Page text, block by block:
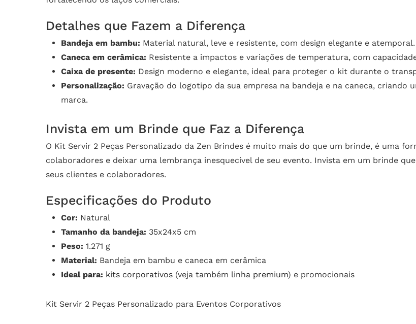
Detalhes que Fazem a Diferença
Bandeja em bambu: Material natural, leve e resistente, com design elegante e atemporal.
Caneca em cerâmica: Resistente a impactos e variações de temperatura, com
Caixa de presente: Design moderno e elegante, ideal para proteger o kit durante o
Personalização: Gravação do logotipo da sua empresa na bandeja e na caneca,
marca.
Invista em um Brinde que Faz a Diferença
O Kit Servir 2 Peças Personalizado da Zen Brindes é muito mais do que um brinde, é uma
colaboradores e deixar uma lembrança inesquecível de seu evento. Invista em um brinde
seus clientes e colaboradores.
Especificações do Produto
Cor: Natural
Tamanho da bandeja: 35x24x5 cm
Peso: 1.271 g
Material: Bandeja em bambu e caneca em cerâmica
Ideal para: kits corporativos (veja também linha premium) e promocionais
Kit Servir 2 Peças Personalizado para Eventos Corporativos